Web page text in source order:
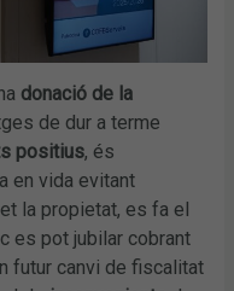
donació de la
de dur a terme
positius, és
en vida evitant
la propietat, es fa el
es pot jubilar cobrant
futur canvi de fiscalitat